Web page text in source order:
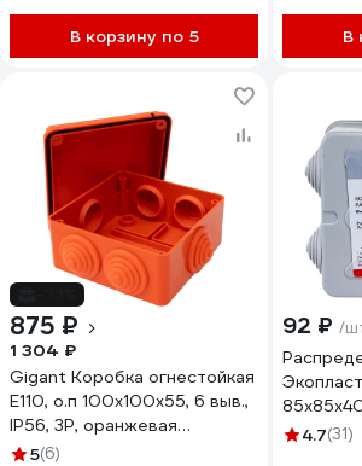
В корзину по 5 В
875 ₽
1 304 ₽
Gigant Коробка огнестойкая
E110, о.п 100х100х55, 6 выв.,
IP56, 3P, оранжевая
43007HF-GI
5(6)
92 ₽ /
44006-1
4.7(31)